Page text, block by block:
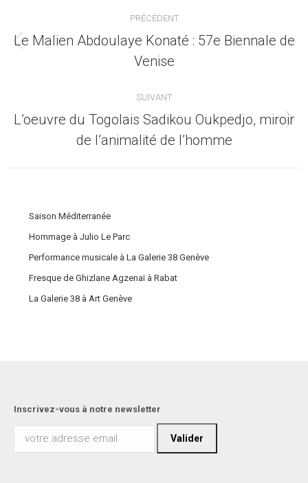
article
PRÉCÉDENT
Article
précédent
Le Malien Abdoulaye Konaté : 57e Biennale de
Venise
SUIVANT
Article
suivant
L’oeuvre du Togolais Sadikou Oukpedjo, miroir
de l’animalité de l’homme
Saison Méditerranée
Hommage à Julio Le Parc
Performance musicale à La Galerie 38 Genève
Fresque de Ghizlane Agzenaï à Rabat
La Galerie 38 à Art Genève
Inscrivez-vous à notre newsletter